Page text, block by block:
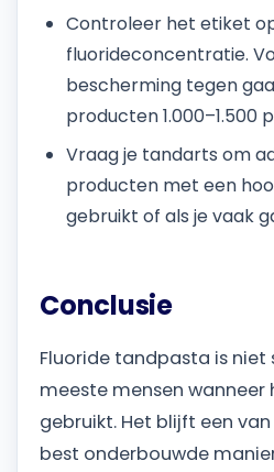
Controleer het etiket
fluorideconcentratie.
bescherming tegen
producten 1.000–1.500
Vraag je tandarts om
producten met een
gebruikt of als je vaak
Conclusie
Fluoride tandpasta is niet
meeste mensen
gebruikt. Het blijft een
best onderbouwde